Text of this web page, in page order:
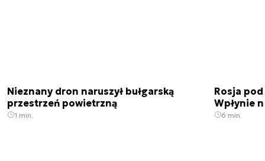
Nieznany dron naruszył bułgarską
przestrzeń powietrzną
1 min.
Rosja
Wpłynie
6 min.